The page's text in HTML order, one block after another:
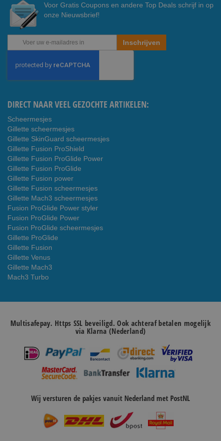
Voor Gratis Coupons en andere Top Deals schrijf in op
onze Nieuwsbrief!
Abonneer
u
onze
nieuwsbrief
Inschrijven
DIRECT NAAR VEEL GEZOCHTE ARTIKELEN:
Scheermesjes
Gillette scheermesjes
Gillette SkinGuard scheermesjes
Gillette Fusion ProShield
Gillette Fusion ProGlide Power
Gillette Fusion ProGlide
Gillette Fusion power
Gillette Fusion scheermesjes
Gillette Mach3 scheermesjes
Fusion ProGlide Power styler
Fusion ProGlide Power
Fusion ProGlide scheermesjes
Gillette ProGlide
Gillette Fusion
Gillette Venus
Gillette Mach3
Mach3 Turbo
Multisafepay. Https SSL beveiligd. Ook achteraf betalen mogelijk
via Klarna (Nederland)
Wij versturen de pakjes vanuit Nederland met PostNL